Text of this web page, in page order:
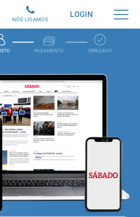
PAGAMENTO OBRIGADO
LOGIN
NÓS LIGAMOS